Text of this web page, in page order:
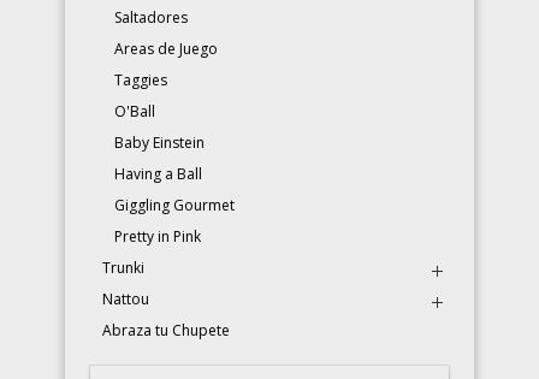
Saltadores
Areas de Juego
Taggies
O'Ball
Baby Einstein
Having a Ball
Giggling Gourmet
Pretty in Pink
Trunki
Nattou
Abraza tu Chupete